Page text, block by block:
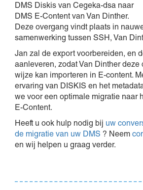
DMS Diskis van Cegeka-dsa naar
DMS E-Content van Van Dinther.
Deze overgang vindt plaats in
samenwerking tussen SSH, Van
Jan zal de export voorbereiden, en
aanleveren, zodat Van Dinther deze
wijze kan importeren in E-content.
ervaring van DISKIS en het
we voor een optimale migratie naar
E-Content.
Heeft u ook hulp nodig bij
uw
de migratie van uw DMS ? Neem
en wij helpen u graag verder.